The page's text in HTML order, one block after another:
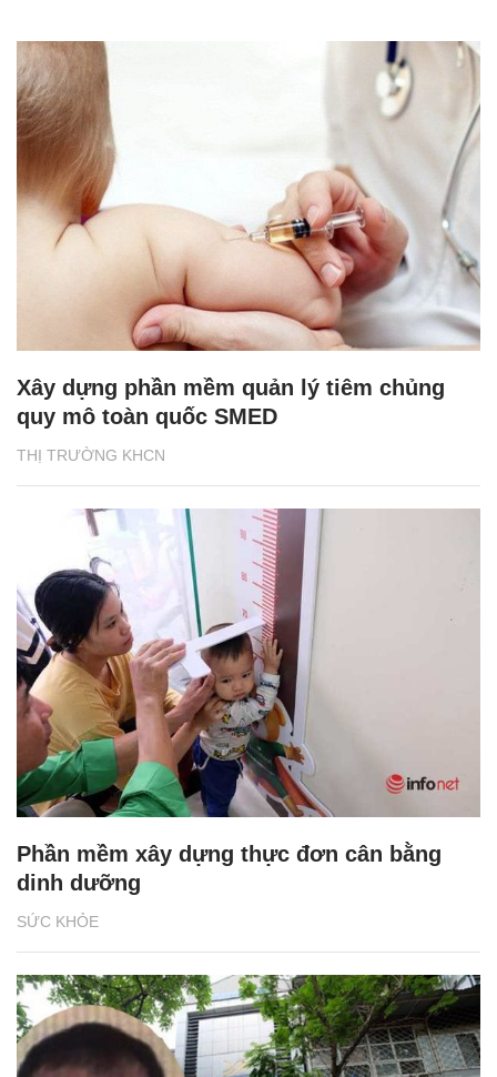
THỊ TRƯỜNG KHCN
Xây dựng phần mềm quản lý tiêm chủng
quy mô toàn quốc SMED
SỨC KHỎE
Phần mềm xây dựng thực đơn cân bằng
dinh dưỡng